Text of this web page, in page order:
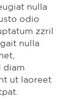
nulla
odio
zzril
nulla
diam
ut laoreet